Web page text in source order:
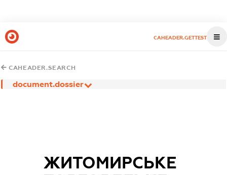
CAHEADER.GETTEST
CAHEADER.SEARCH
document.dossier
ЖИТОМИРСЬКЕ